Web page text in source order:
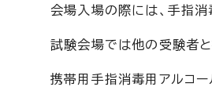
会場入場の際には、手指消
試験会場では他の受験者
携帯用手指消毒用アルコー